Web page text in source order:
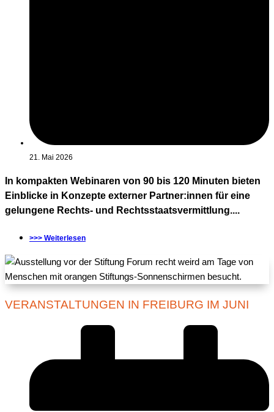
21. Mai 2026
In kompakten Webinaren von 90 bis 120 Minuten bieten
Einblicke in Konzepte externer Partner:innen für eine
gelungene Rechts- und Rechtsstaatsvermittlung....
>>> Weiterlesen
VERANSTALTUNGEN IN FREIBURG IM JUNI